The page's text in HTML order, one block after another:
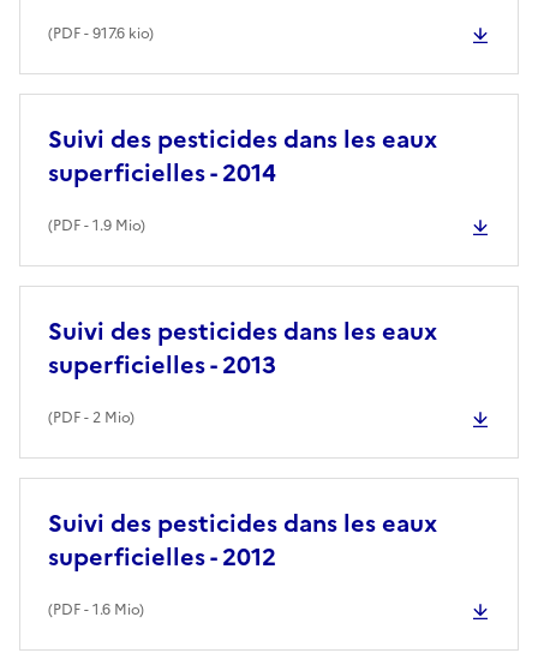
(PDF- 917.6 kio)
Suivi des pesticides dans les eaux
superficielles - 2014
(PDF- 1.9 Mio)
Suivi des pesticides dans les eaux
superficielles - 2013
(PDF- 2 Mio)
Suivi des pesticides dans les eaux
superficielles - 2012
(PDF- 1.6 Mio)